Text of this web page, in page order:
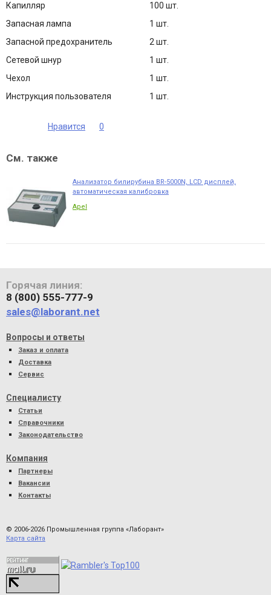
Капилляр
100 шт.
Запасная лампа
1 шт.
Запасной предохранитель
2 шт.
Сетевой шнур
1 шт.
Чехол
1 шт.
Инструкция пользователя
1 шт.
Нравится 0
См. также
Анализатор билирубина BR-5000N, LCD дисплей,
автоматическая калибровка
Apel
Горячая линия:
8 (800) 555-777-9
sales@laborant.net
Вопросы и ответы
Заказ и оплата
Доставка
Сервис
Специалисту
Статьи
Справочники
Законодательство
Компания
Партнеры
Вакансии
Контакты
© 2006-2026 Промышленная группа «Лаборант»
Карта сайта